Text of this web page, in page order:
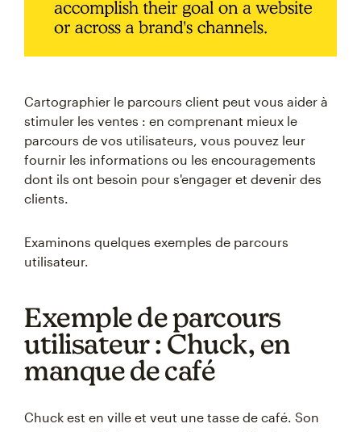
Cartographier le parcours client peut vous aider à
stimuler les ventes : en comprenant mieux le
parcours de vos utilisateurs, vous pouvez leur
fournir les informations ou les encouragements
dont ils ont besoin pour s'engager et devenir des
clients.
Examinons quelques exemples de parcours
utilisateur.
Exemple de parcours
utilisateur : Chuck, en
manque de café
Chuck est en ville et veut une tasse de café. Son